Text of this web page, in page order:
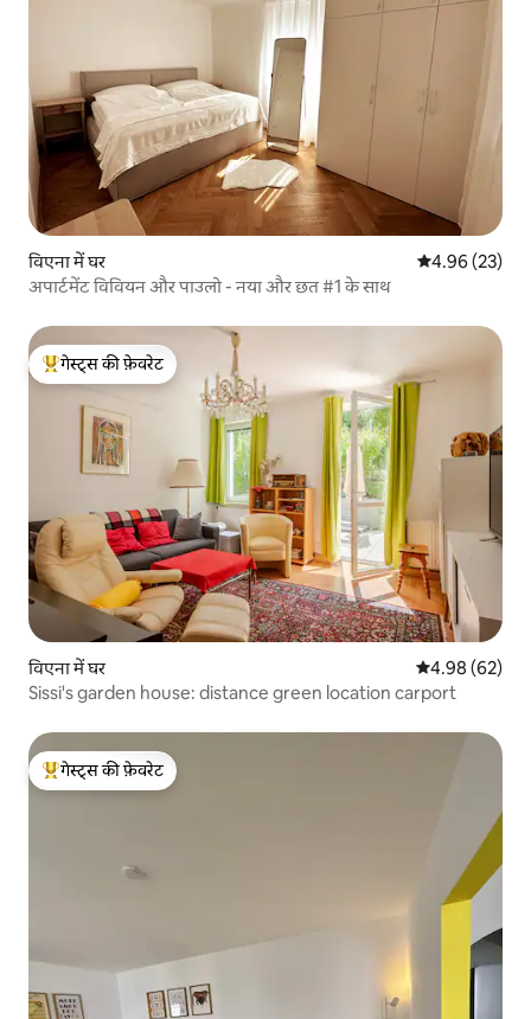
विएना में घर औसत रेटिंग 5 में
4.96 (23)
अपार्टमेंट विवियन और पाउलो - नया और छत #1 के साथ
गेस्ट्स का टॉप फ़ेवरेट
गेस्ट्स की फ़ेवरेट
विएना में घर औसत रेटिंग 5 में
4.98 (62)
Sissi's garden house: distance green location carport
गेस्ट्स का टॉप फ़ेवरेट
गेस्ट्स की फ़ेवरेट